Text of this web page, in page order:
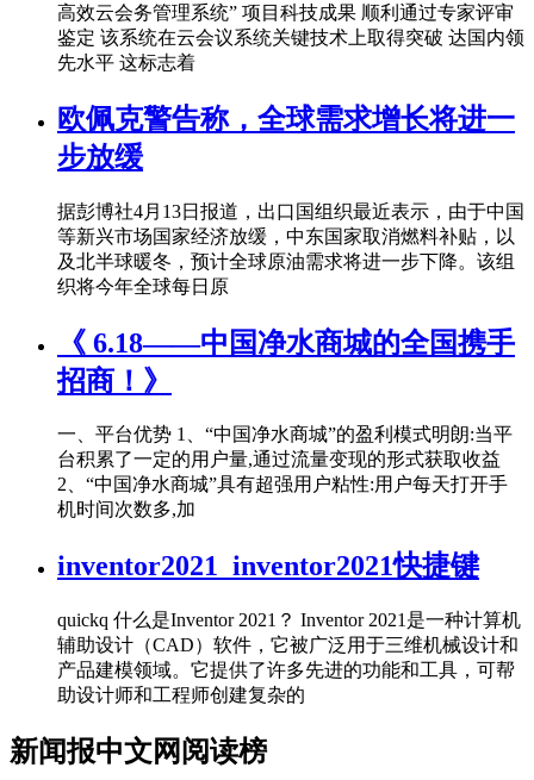
高效云会务管理系统” 项目科技成果 顺利通过专家评审
鉴定 该系统在云会议系统关键技术上取得突破 达国内领
先水平 这标志着
欧佩克警告称，全球需求增长将进一
步放缓
据彭博社4月13日报道，出口国组织最近表示，由于中国
等新兴市场国家经济放缓，中东国家取消燃料补贴，以
及北半球暖冬，预计全球原油需求将进一步下降。该组
织将今年全球每日原
《 6.18——中国净水商城的全国携手
招商！》
一、平台优势 1、“中国净水商城”的盈利模式明朗:当平
台积累了一定的用户量,通过流量变现的形式获取收益
2、“中国净水商城”具有超强用户粘性:用户每天打开手
机时间次数多,加
inventor2021_inventor2021快捷键
quickq 什么是Inventor 2021？ Inventor 2021是一种计算机
辅助设计（CAD）软件，它被广泛用于三维机械设计和
产品建模领域。它提供了许多先进的功能和工具，可帮
助设计师和工程师创建复杂的
新闻报中文网阅读榜